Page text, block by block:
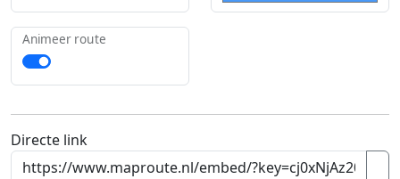
Animeer route
Directe link